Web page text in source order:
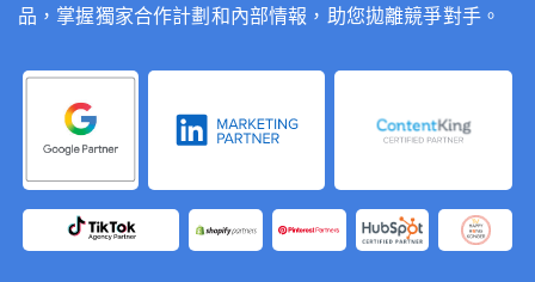
品，掌握獨家合作計劃和內部情報，助您拋離競爭對手。